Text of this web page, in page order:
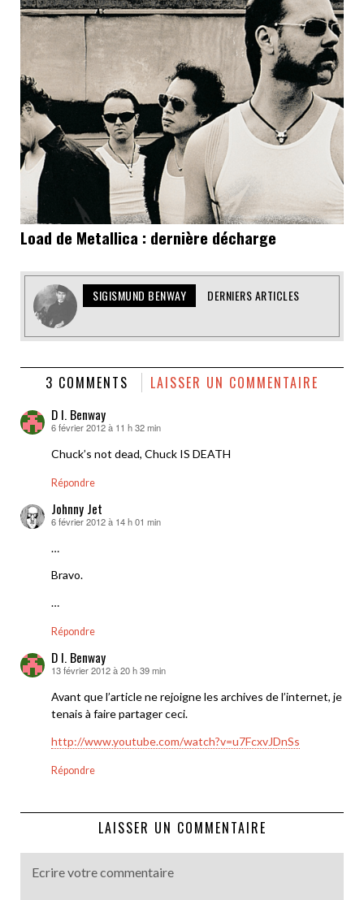
Load de Metallica : dernière décharge
SIGISMUND BENWAY DERNIERS ARTICLES
3 COMMENTS LAISSER UN COMMENTAIRE
D I. Benway
dit :
6 février 2012 à 11 h 32 min
Chuck’s not dead, Chuck IS DEATH
Répondre
Johnny Jet
dit :
6 février 2012 à 14 h 01 min
…
Bravo.
…
Répondre
D I. Benway
dit :
13 février 2012 à 20 h 39 min
Avant que l’article ne rejoigne les archives de l’internet, je
tenais à faire partager ceci.
http://www.youtube.com/watch?v=u7FcxvJDnSs
Répondre
LAISSER UN COMMENTAIRE